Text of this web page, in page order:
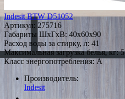
Indesit BTW D51052
Артикул: 275716
Габариты ШxГxВ: 40x60x90
Расход воды за стирку, л: 41
Максимальная загрузка белья, кг: 5
Класс энергопотребления: A
Производитель:
Indesit